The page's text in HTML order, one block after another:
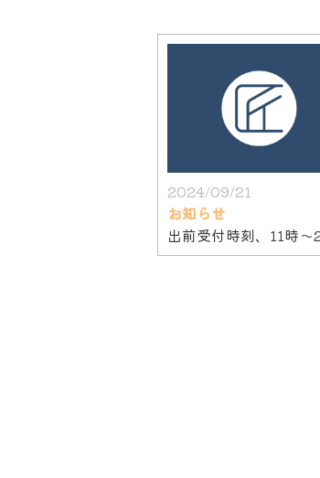
2024/09/21
お知らせ
出前受付時刻、11時〜